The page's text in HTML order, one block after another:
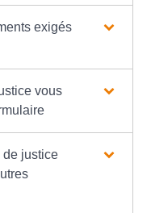
exigés
vous
de justice